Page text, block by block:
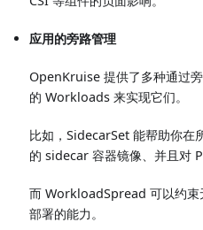
应用的旁路管理
OpenKruise 提供了多种通过
的 Workloads 来实现它们。
比如，SidecarSet 能帮助你在
的 sidecar 容器镜像、并且对
而 WorkloadSpread 可以约
部署的能力。